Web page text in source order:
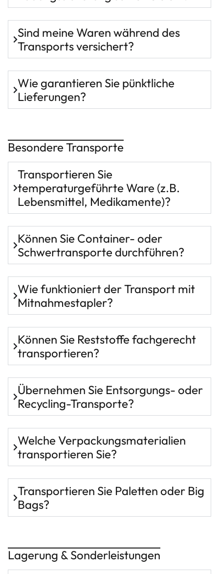
Sind meine Waren während des
Transports versichert?
Wie garantieren Sie pünktliche
Lieferungen?
Besondere Transporte
Transportieren Sie
temperaturgeführte Ware (z.B.
Lebensmittel, Medikamente)?
Können Sie Container- oder
Schwertransporte durchführen?
Wie funktioniert der Transport mit
Mitnahmestapler?
Können Sie Reststoffe fachgerecht
transportieren?
Übernehmen Sie Entsorgungs- oder
Recycling-Transporte?
Welche Verpackungsmaterialien
transportieren Sie?
Transportieren Sie Paletten oder Big
Bags?
Lagerung & Sonderleistungen